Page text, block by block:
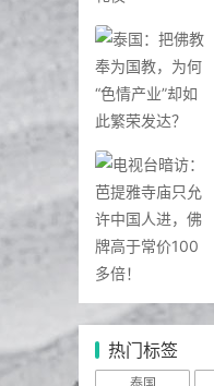
热门标签
泰国
功效
经文
巅峰